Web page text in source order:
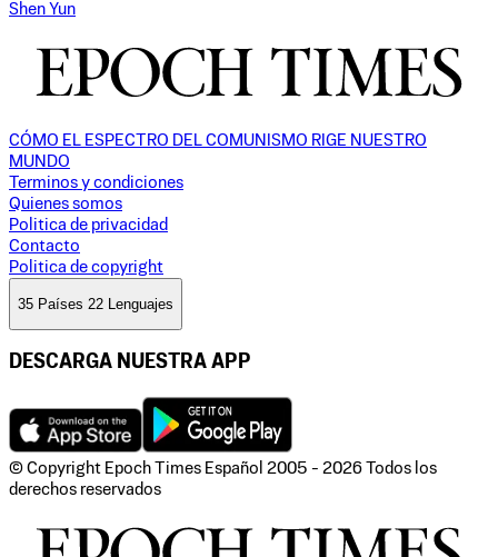
Shen Yun
CÓMO EL ESPECTRO DEL COMUNISMO RIGE NUESTRO
MUNDO
Terminos y condiciones
Quienes somos
Politica de privacidad
Contacto
Politica de copyright
35 Países 22 Lenguajes
DESCARGA NUESTRA APP
© Copyright Epoch Times Español 2005 - 2026 Todos los
derechos reservados